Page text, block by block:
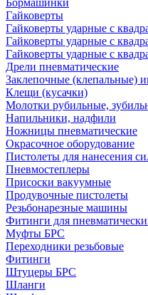
Бормашинки
Гайковерты
Гайковерты ударные с
Гайковерты ударные с
Гайковерты ударные с
Дрели пневматические
Заклепочные (клепальные)
Клещи (кусачки)
Молотки рубильные,
Напильники, надфили
Ножницы пневматические
Окрасочное оборудование
Пистолеты для нанесения
Пневмостеплеры
Присоски вакуумные
Продувочные пистолеты
Резьбонарезные машины
Фитинги для
Муфты БРС
Переходники резьбовые
Фитинги
Штуцеры БРС
Шланги